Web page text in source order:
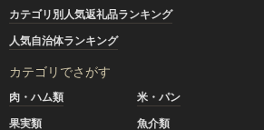
カテゴリ別人気返礼品ランキング
人気自治体ランキング
カテゴリでさがす
肉・ハム類 米・パン
果実類
魚介類